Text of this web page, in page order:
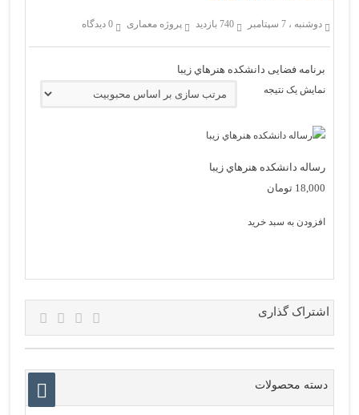
دوشنبه ، 7 سپتامبر 740 بازدید پروژه معماری 0 دیدگاه
برنامه فضایی دانشکده هنرهاي زيبا
نمایش یک نتیجه
رساله دانشکده هنرهاي زيبا
18,000 تومان
افزودن به سبد خرید
اشتراک گذاری
دسته محصولات